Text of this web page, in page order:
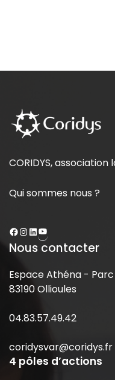
CORIDYS, association
Qui sommes nous ?
Nous contacter
Espace Athéna -
83190 Ollioules
04.83.57.49.42
coridysvar@coridys.fr
4 pôles d’actions